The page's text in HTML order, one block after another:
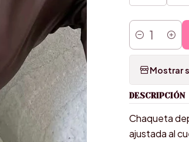
Cantidad
Mostrar
DESCRIPCIÓN
Chaqueta
ajustada al